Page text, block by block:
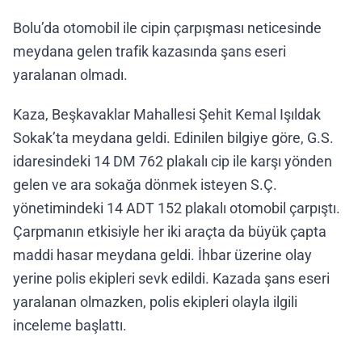
Bolu’da otomobil ile cipin çarpışması neticesinde
meydana gelen trafik kazasında şans eseri
yaralanan olmadı.
Kaza, Beşkavaklar Mahallesi Şehit Kemal Işıldak
Sokak’ta meydana geldi. Edinilen bilgiye göre, G.S.
idaresindeki 14 DM 762 plakalı cip ile karşı yönden
gelen ve ara sokağa dönmek isteyen S.Ç.
yönetimindeki 14 ADT 152 plakalı otomobil çarpıştı.
Çarpmanın etkisiyle her iki araçta da büyük çapta
maddi hasar meydana geldi. İhbar üzerine olay
yerine polis ekipleri sevk edildi. Kazada şans eseri
yaralanan olmazken, polis ekipleri olayla ilgili
inceleme başlattı.